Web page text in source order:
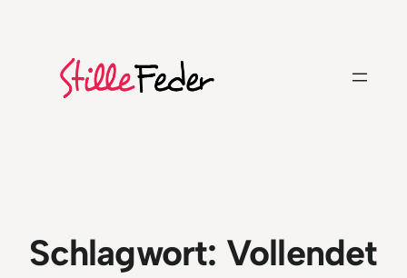
springen
Schlagwort: Vollendet